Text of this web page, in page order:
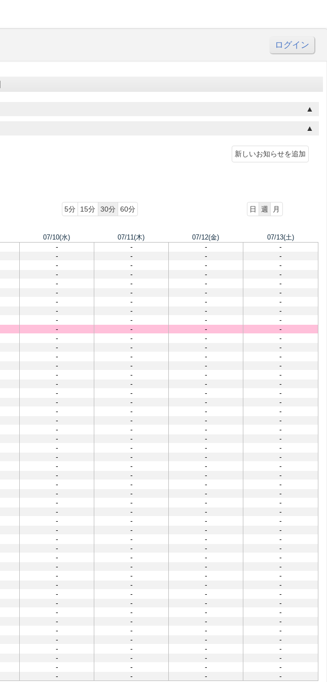
ログイン
新しいお知らせを追加
5分 15分 30分 60分 日 週 月
07/10(水) 07/11(木) 07/12(金) 07/13(土)
- - -
-
- - -
-
- - -
-
- - -
-
- - -
-
- - -
-
- - -
-
- - -
-
- - -
-
- - -
-
- - -
-
- - -
-
- - -
-
- - -
-
- - -
-
- - -
-
- - -
-
- - -
-
- - -
-
- - -
-
- - -
-
- - -
-
- - -
-
- - -
-
- - -
-
- - -
-
- - -
-
- - -
-
- - -
-
- - -
-
- - -
-
- - -
-
- - -
-
- - -
-
- - -
-
- - -
-
- - -
-
- - -
-
- - -
-
- - -
-
- - -
-
- - -
-
- - -
-
- - -
-
- - -
-
- - -
-
- - -
-
- - - -